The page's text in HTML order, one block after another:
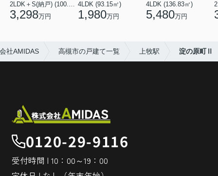
2LDK＋S(納戸) (100.03㎡)
3,298万円
4LDK (93.15㎡)
1,980万円
4LDK (136.83㎡)
5,480万円
社AMIDAS 高槻市の戸建て一覧 上牧駅 淀の原町Ⅱ
0120-29-9116
受付時間 | 10：00～19：00